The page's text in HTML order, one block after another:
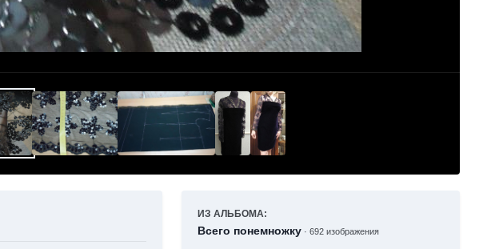
ИЗ АЛЬБОМА:
Всего понемножку · 692 изображения